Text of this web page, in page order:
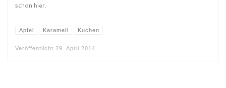
schon hier.
Apfel Karamell Kuchen
Veröffentlicht 29. April 2014